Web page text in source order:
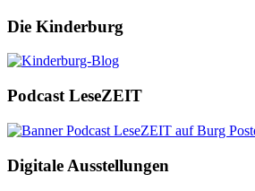
Die Kinderburg
Podcast LeseZEIT
Digitale Ausstellungen